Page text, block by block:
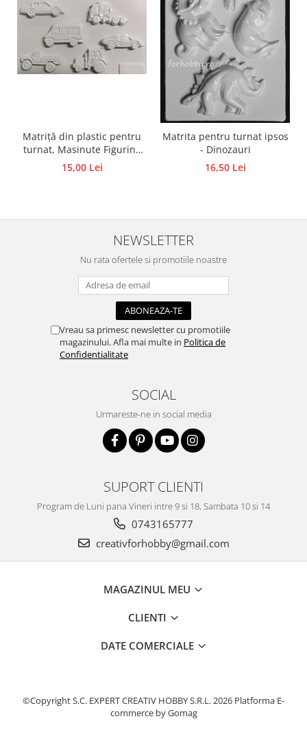
Modele termoadezive
Design cofetarie
Forme pentru turnat ciocolata
Accesorii pictura pe fata
Matriță din plastic pentru
turnat, Masinute Figurine
din ipsos, praf ceramic,
beton, piatră lichidă sau
15,00 Lei
Matrita pentru turnat ipsos
- Dinozauri
16,50 Lei
NEWSLETTER
Nu rata ofertele si promotiile noastre
Vreau sa primesc newsletter cu promotiile
magazinului. Afla mai multe in Politica de
Confidentialitate
SOCIAL
Urmareste-ne in social media
SUPORT CLIENTI
Program de Luni pana Vineri intre 9 si 18, Sambata 10 si 14
0743165777
creativforhobby@gmail.com
MAGAZINUL MEU
CLIENTI
DATE COMERCIALE
©Copyright S.C. EXPERT CREATIV HOBBY S.R.L. 2026 Platforma E-
commerce by Gomag